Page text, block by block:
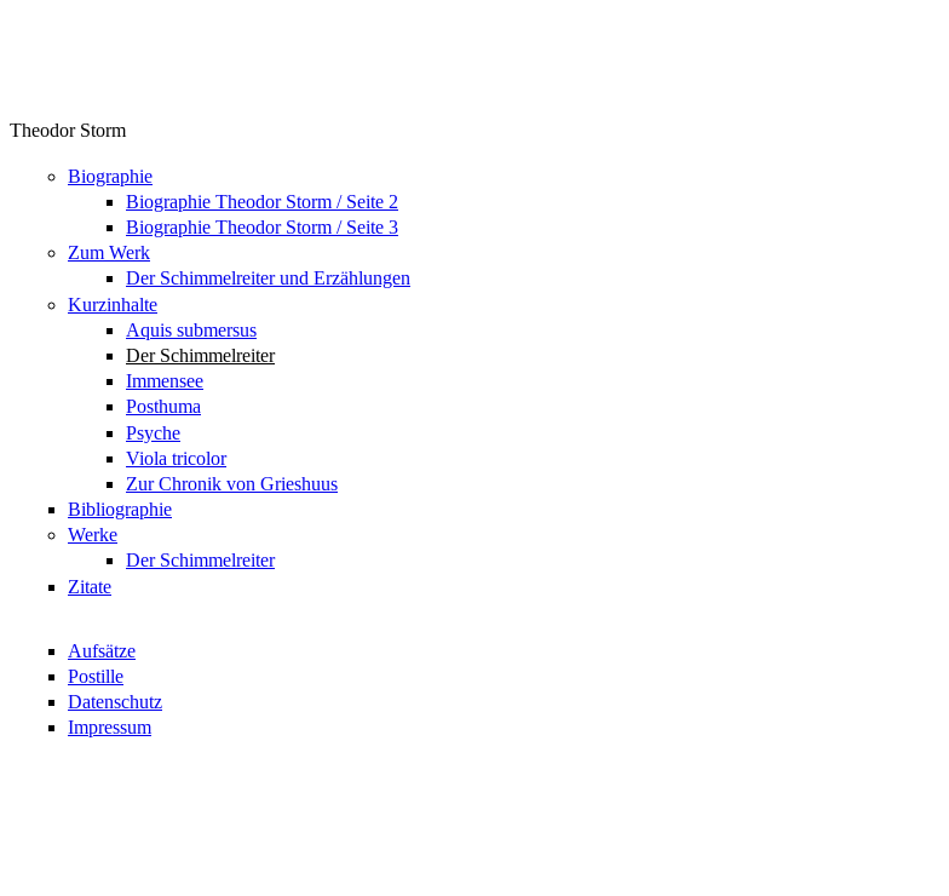
Theodor Storm
Biographie
Biographie Theodor Storm / Seite 2
Biographie Theodor Storm / Seite 3
Zum Werk
Der Schimmelreiter und Erzählungen
Kurzinhalte
Aquis submersus
Der Schimmelreiter
Immensee
Posthuma
Psyche
Viola tricolor
Zur Chronik von Grieshuus
Bibliographie
Werke
Der Schimmelreiter
Zitate
Aufsätze
Postille
Datenschutz
Impressum